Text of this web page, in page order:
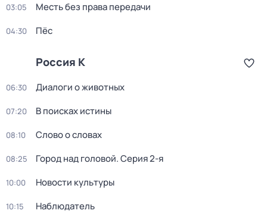
03:05 Месть без права передачи
04:30 Пёс
Россия К
06:30 Диалоги о животных
07:20 В поисках истины
08:10 Слово о словах
08:25 Город над головой. Серия 2-я
10:00 Новости культуры
10:15 Наблюдатель